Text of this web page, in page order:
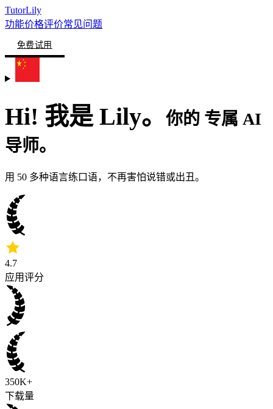
TutorLily
功能价格评价常见问题
免费试用
Hi! 我是 Lily。 你的 专属 AI
导师。
用 50 多种语言练口语，不再害怕说错或出丑。
4.7
应用评分
350K+
下载量